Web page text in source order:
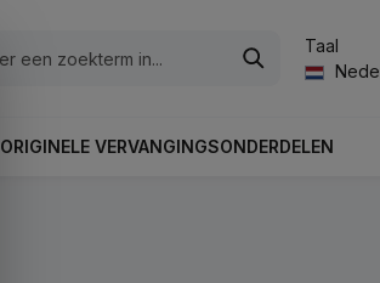
Taal
ORIGINELE VERVANGINGSONDERDELEN